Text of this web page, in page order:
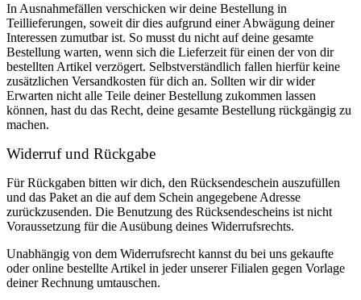
In Ausnahmefällen verschicken wir deine Bestellung in
Teillieferungen, soweit dir dies aufgrund einer Abwägung deiner
Interessen zumutbar ist. So musst du nicht auf deine gesamte
Bestellung warten, wenn sich die Lieferzeit für einen der von dir
bestellten Artikel verzögert. Selbstverständlich fallen hierfür keine
zusätzlichen Versandkosten für dich an. Sollten wir dir wider
Erwarten nicht alle Teile deiner Bestellung zukommen lassen
können, hast du das Recht, deine gesamte Bestellung rückgängig zu
machen.
Widerruf und Rückgabe
Für Rückgaben bitten wir dich, den Rücksendeschein auszufüllen
und das Paket an die auf dem Schein angegebene Adresse
zurückzusenden. Die Benutzung des Rücksendescheins ist nicht
Voraussetzung für die Ausübung deines Widerrufsrechts.
Unabhängig von dem Widerrufsrecht kannst du bei uns gekaufte
oder online bestellte Artikel in jeder unserer Filialen gegen Vorlage
deiner Rechnung umtauschen.